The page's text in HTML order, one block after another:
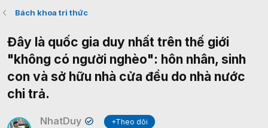
Bách khoa tri thức
Đây là quốc gia duy nhất trên thế giới
"không có người nghèo": hôn nhân, sinh
con và sở hữu nhà cửa đều do nhà nước
chi trả.
NhatDuy ✔
+Theo dõi